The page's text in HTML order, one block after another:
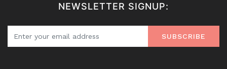
NEWSLETTER SIGNUP:
SUBSCRIBE